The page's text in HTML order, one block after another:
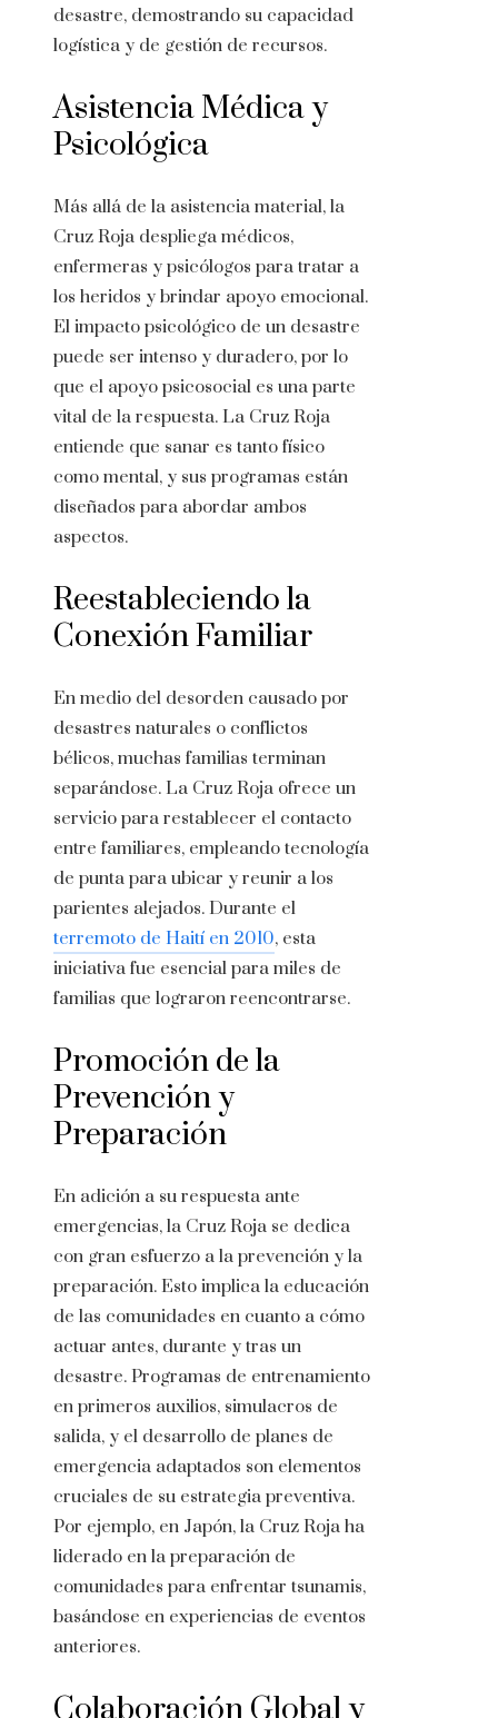
desastre, demostrando su capacidad
logística y de gestión de recursos.
Asistencia Médica y
Psicológica
Más allá de la asistencia material, la
Cruz Roja despliega médicos,
enfermeras y psicólogos para tratar a
los heridos y brindar apoyo emocional.
El impacto psicológico de un desastre
puede ser intenso y duradero, por lo
que el apoyo psicosocial es una parte
vital de la respuesta. La Cruz Roja
entiende que sanar es tanto físico
como mental, y sus programas están
diseñados para abordar ambos
aspectos.
Reestableciendo la
Conexión Familiar
En medio del desorden causado por
desastres naturales o conflictos
bélicos, muchas familias terminan
separándose. La Cruz Roja ofrece un
servicio para restablecer el contacto
entre familiares, empleando tecnología
de punta para ubicar y reunir a los
parientes alejados. Durante el
terremoto de Haití en 2010, esta
iniciativa fue esencial para miles de
familias que lograron reencontrarse.
Promoción de la
Prevención y
Preparación
En adición a su respuesta ante
emergencias, la Cruz Roja se dedica
con gran esfuerzo a la prevención y la
preparación. Esto implica la educación
de las comunidades en cuanto a cómo
actuar antes, durante y tras un
desastre. Programas de entrenamiento
en primeros auxilios, simulacros de
salida, y el desarrollo de planes de
emergencia adaptados son elementos
cruciales de su estrategia preventiva.
Por ejemplo, en Japón, la Cruz Roja ha
liderado en la preparación de
comunidades para enfrentar tsunamis,
basándose en experiencias de eventos
anteriores.
Colaboración Global y